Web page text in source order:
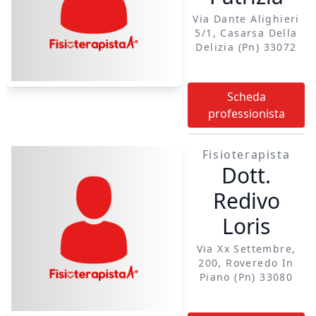
solo provare
personalmente:
osteopatia:
ricercare e
mantenere l'integrità
strutturale e
funzionale del corpo
in ogni sua
componente
massoterapia:
massaggio alla
muscolatura, a
tendini e legamenti
per ridare mobilità
quali spalla, collo,
Via Dante Alighieri
5/1, Casarsa Della
Delizia (pn) 33072
Scheda
professionista
Fisioterapista
Dott.
Redivo
Loris
Via Xx Settembre,
200, Roveredo In
Piano (pn) 33080